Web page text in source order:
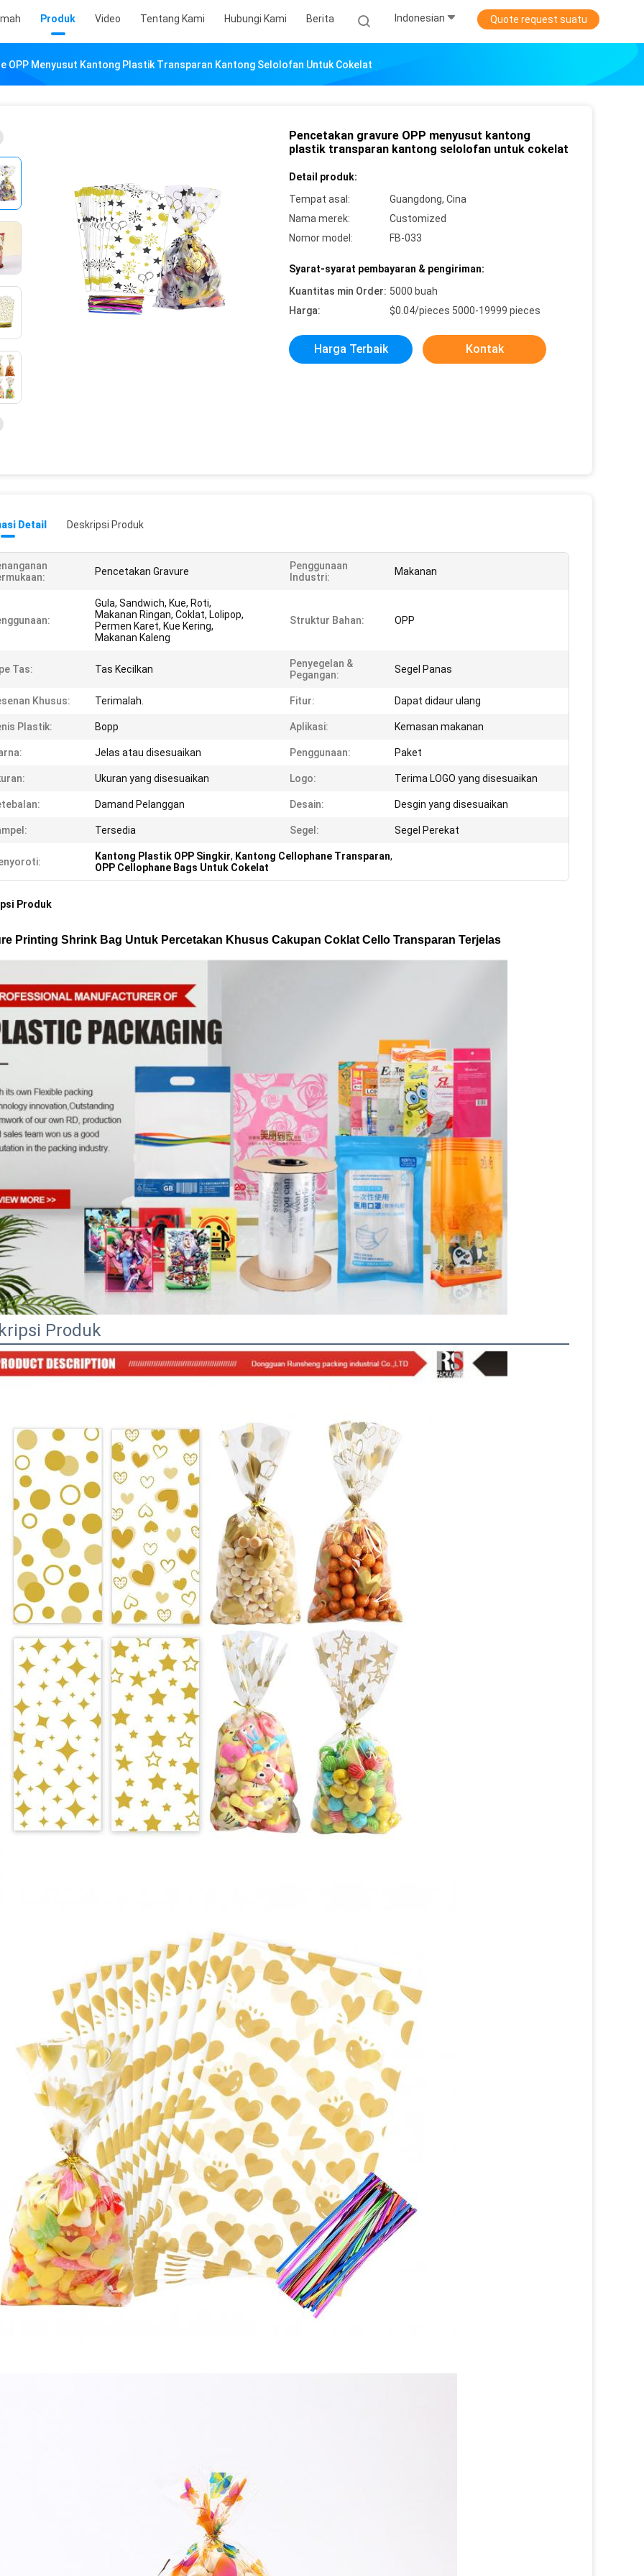
Produk Video Tentang Kami Hubungi Kami Berita Indonesian Quote request suatu
OPP Menyusut Kantong Plastik Transparan Kantong Selolofan Untuk Cokelat
Pencetakan gravure OPP menyusut kantong
plastik transparan kantong selolofan untuk cokelat
Detail produk:
Tempat asal:
Guangdong, Cina
Nama merek:
Customized
Nomor model:
FB-033
Syarat-syarat pembayaran & pengiriman:
Kuantitas min Order: 5000 buah
Harga:
$0.04/pieces 5000-19999 pieces
Harga Terbaik Kontak
Detail Deskripsi Produk
Pencetakan Gravure
Penggunaan
Industri:
Makanan
Gula, Sandwich, Kue, Roti,
Makanan Ringan, Coklat, Lolipop,
Permen Karet, Kue Kering,
Makanan Kaleng
Struktur Bahan: OPP
Tas: Tas Kecilkan
Penyegelan &
Pegangan:
Segel Panas
Khusus: Terimalah. Fitur: Dapat didaur ulang
Plastik: Bopp Aplikasi: Kemasan makanan
Jelas atau disesuaikan Penggunaan: Paket
Ukuran yang disesuaikan Logo: Terima LOGO yang disesuaikan
Damand Pelanggan Desain: Desgin yang disesuaikan
Tersedia Segel: Segel Perekat
Kantong Plastik OPP Singkir, Kantong Cellophane Transparan,
OPP Cellophane Bags Untuk Cokelat
Produk
Printing Shrink Bag Untuk Percetakan Khusus Cakupan Coklat Cello Transparan Terjelas
Produk